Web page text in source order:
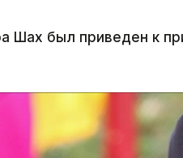
Шах был приведен к